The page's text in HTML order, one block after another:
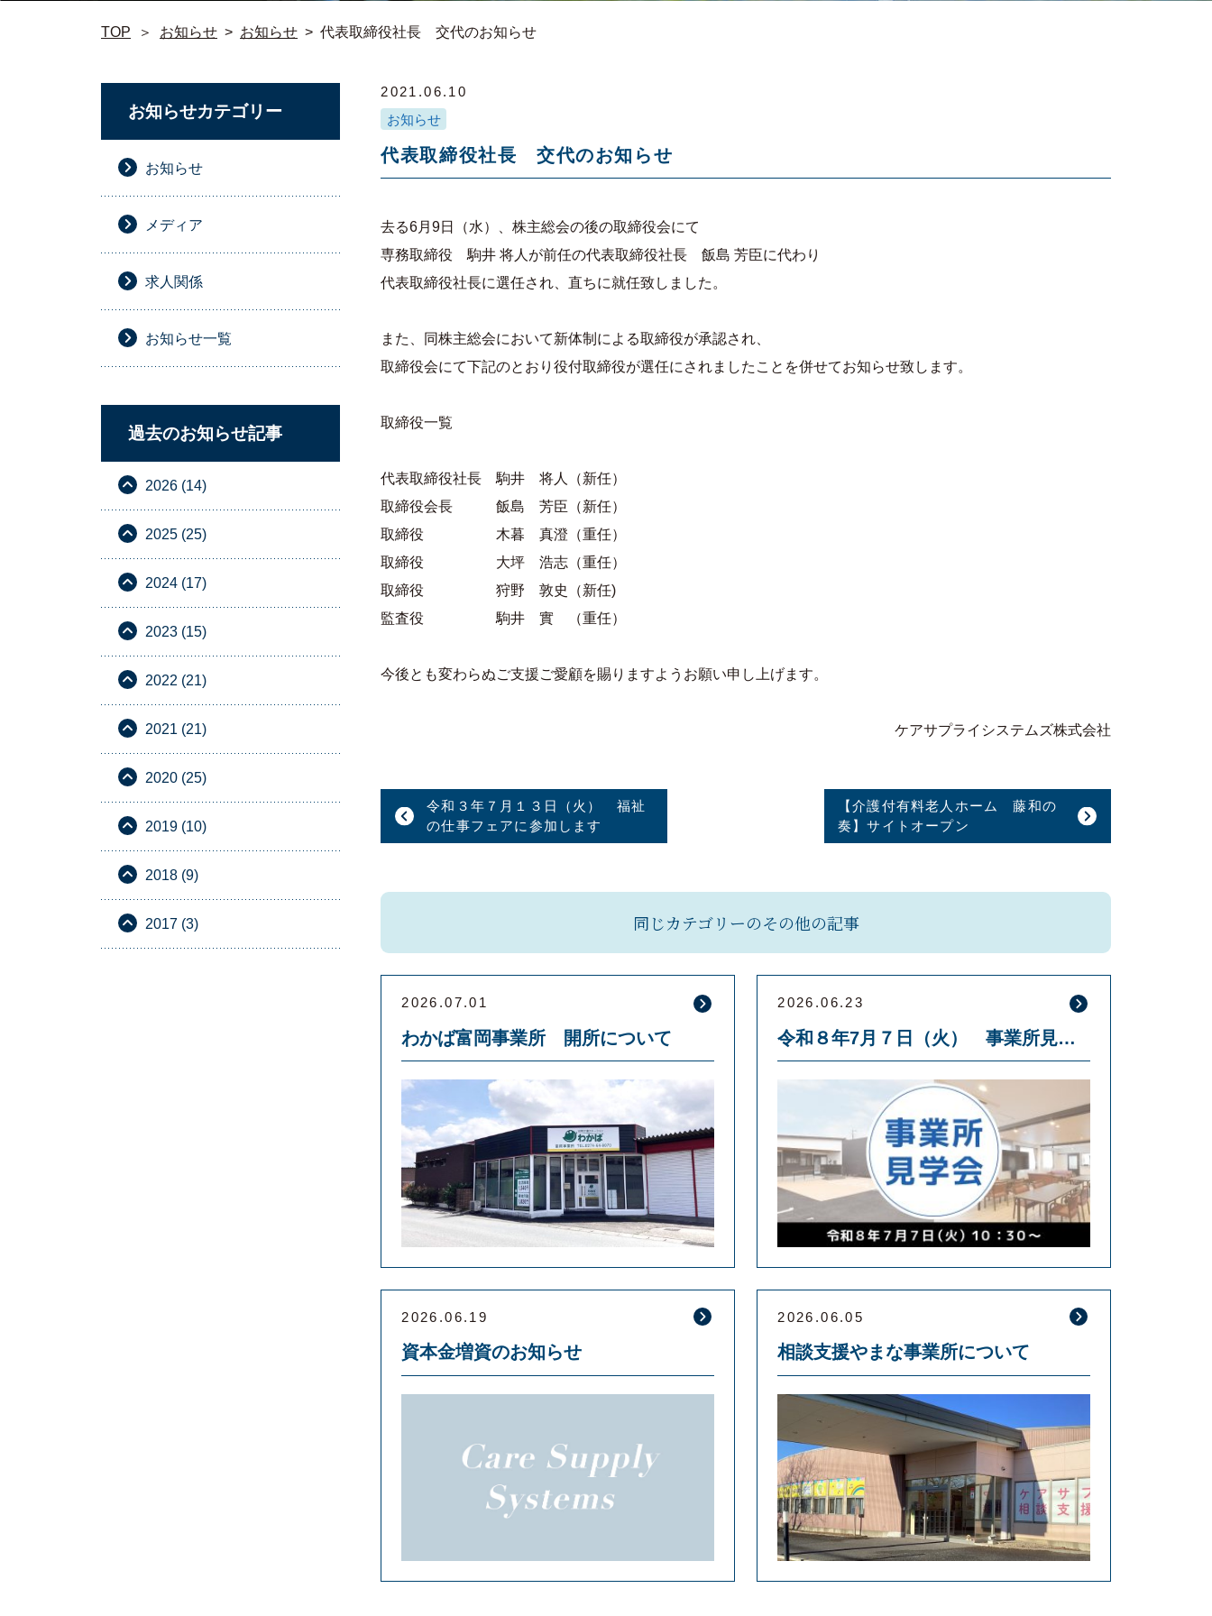
TOP ＞ お知らせ > お知らせ > 代表取締役社長 交代のお知らせ
2021.06.10
お知らせ
代表取締役社長 交代のお知らせ
去る6月9日（水）、株主総会の後の取締役会にて
専務取締役 駒井 将人が前任の代表取締役社長 飯島 芳臣に代わり
代表取締役社長に選任され、直ちに就任致しました。
また、同株主総会において新体制による取締役が承認され、
取締役会にて下記のとおり役付取締役が選任にされましたことを併せてお知らせ致します。
取締役一覧
代表取締役社長 駒井 将人（新任）
取締役会長 飯島 芳臣（新任）
取締役 木暮 真澄（重任）
取締役 大坪 浩志（重任）
取締役 狩野 敦史（新任)
監査役 駒井 實 （重任）
今後とも変わらぬご支援ご愛顧を賜りますようお願い申し上げます。
ケアサプライシステムズ株式会社
令和３年７月１３日（火） 福祉
の仕事フェアに参加します
【介護付有料老人ホーム 藤和の
奏】サイトオープン
同じカテゴリーのその他の記事
2026.07.01
わかば富岡事業所 開所について
2026.06.23
令和８年7月７日（火） 事業所見学会を開催します
2026.06.19
資本金増資のお知らせ
2026.06.05
相談支援やまな事業所について
お知らせカテゴリー
お知らせ
メディア
求人関係
お知らせ一覧
過去のお知らせ記事
2026 (14)
2025 (25)
2024 (17)
2023 (15)
2022 (21)
2021 (21)
2020 (25)
2019 (10)
2018 (9)
2017 (3)